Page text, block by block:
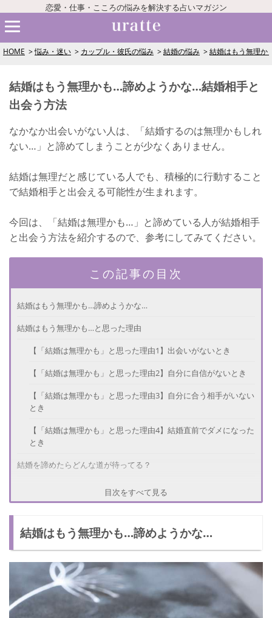
恋愛・仕事・こころの悩みを解決する占いマガジン
HOME 悩み・迷い カップル・彼氏の悩み 結婚の悩み 結婚はもう無理か
結婚はもう無理かも…諦めようかな…結婚相手と
出会う方法
なかなか出会いがない人は、「結婚するのは無理かもしれ
ない…」と諦めてしまうことが少なくありません。
結婚は無理だと感じている人でも、積極的に行動すること
で結婚相手と出会える可能性が生まれます。
今回は、「結婚は無理かも…」と諦めている人が結婚相手
と出会う方法を紹介するので、参考にしてみてください。
この記事の目次
結婚はもう無理かも…諦めようかな…
結婚はもう無理かも…と思った理由
【「結婚は無理かも」と思った理由1】出会いがないとき
【「結婚は無理かも」と思った理由2】自分に自信がないとき
【「結婚は無理かも」と思った理由3】自分に合う相手がいない
とき
【「結婚は無理かも」と思った理由4】結婚直前でダメになった
とき
結婚を諦めたらどんな道が待ってる？
諦めることはない！結婚相手と出会う方法
【結婚相手と出会う方法2】結婚相談所を利用する
【結婚相手と出会う方法3】婚活パーティーに参加する
【結婚相手と出会う方法4】ネットを利用する
婚活を諦めたくなるのはしょうがない！
目次をすべて見る
結婚はもう無理かも…諦めようかな…